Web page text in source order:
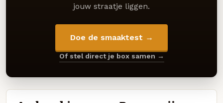
jouw straatje liggen.
Doe de smaaktest →
Of stel direct je box samen →